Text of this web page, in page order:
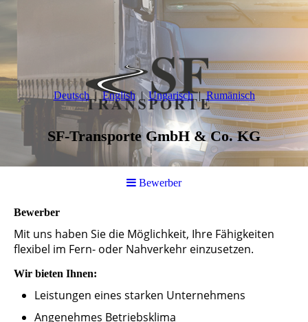
Deutsch English Ungarisch Rumänisch
SF-Transporte GmbH & Co. KG
Bewerber
Bewerber
Mit uns haben Sie die Möglichkeit, Ihre Fähigkeiten
flexibel im Fern- oder Nahverkehr einzusetzen.
Wir bieten Ihnen:
Leistungen eines starken Unternehmens
Angenehmes Betriebsklima